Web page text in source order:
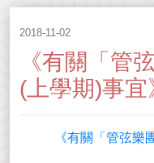
2018-11-02
《有關「管
(上學期)事宜
《有關「管弦樂